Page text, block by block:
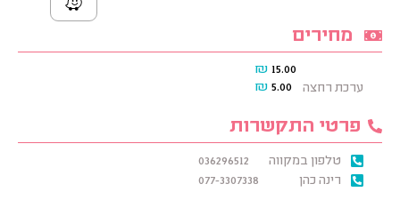
מחירים
15.00
₪
ערכת רחצה
5.00
₪
פרטי התקשרות
טלפון במקווה
036296512
רינה כהן
077-3307338